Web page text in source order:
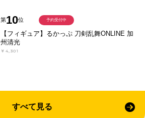
第10位
【フィギュア】るかっぷ 刀剣乱舞ONLINE 加
州清光
￥4,301
予約受付中
すべて見る